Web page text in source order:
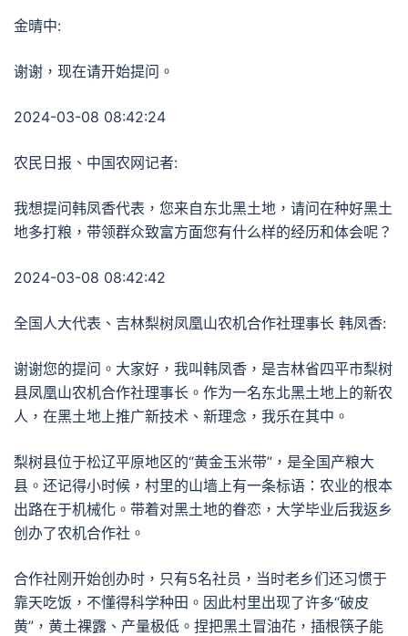
金晴中:
谢谢，现在请开始提问。
2024-03-08 08:42:24
农民日报、中国农网记者:
我想提问韩凤香代表，您来自东北黑土地，请问在种好黑土
地多打粮，带领群众致富方面您有什么样的经历和体会呢？
2024-03-08 08:42:42
全国人大代表、吉林梨树凤凰山农机合作社理事长 韩凤香:
谢谢您的提问。大家好，我叫韩凤香，是吉林省四平市梨树
县凤凰山农机合作社理事长。作为一名东北黑土地上的新农
人，在黑土地上推广新技术、新理念，我乐在其中。
梨树县位于松辽平原地区的“黄金玉米带”，是全国产粮大
县。还记得小时候，村里的山墙上有一条标语：农业的根本
出路在于机械化。带着对黑土地的眷恋，大学毕业后我返乡
创办了农机合作社。
合作社刚开始创办时，只有5名社员，当时老乡们还习惯于
靠天吃饭，不懂得科学种田。因此村里出现了许多“破皮
黄”，黄土裸露、产量极低。捏把黑土冒油花，插根筷子能